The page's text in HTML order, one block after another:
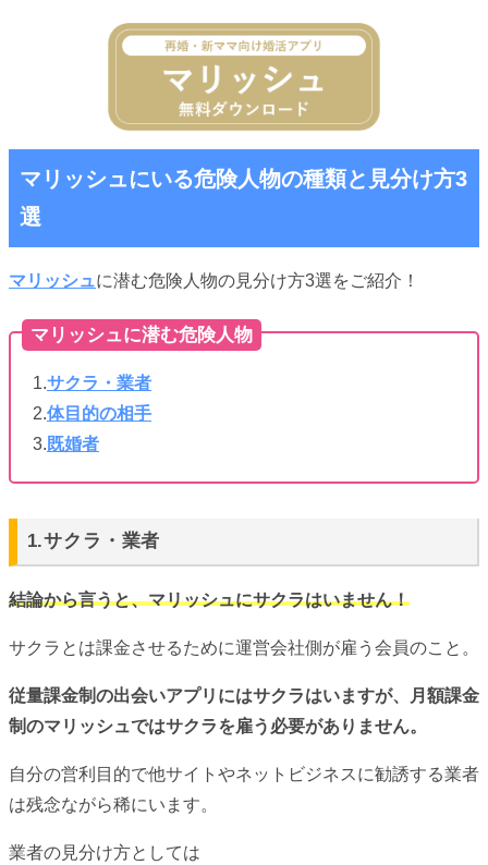
マリッシュにいる危険人物の種類と見分け方3
選
マリッシュに潜む危険人物の見分け方3選をご紹介！
マリッシュに潜む危険人物
1.サクラ・業者
2.体目的の相手
3. 既婚者
1.サクラ・業者
結論から言うと、マリッシュにサクラはいません！
サクラとは課金させるために運営会社側が雇う会員のこと。
従量課金制の出会いアプリにはサクラはいますが、月額課金
制のマリッシュではサクラを雇う必要がありません。
自分の営利目的で他サイトやネットビジネスに勧誘する業者
は残念ながら稀にいます。
業者の見分け方としては